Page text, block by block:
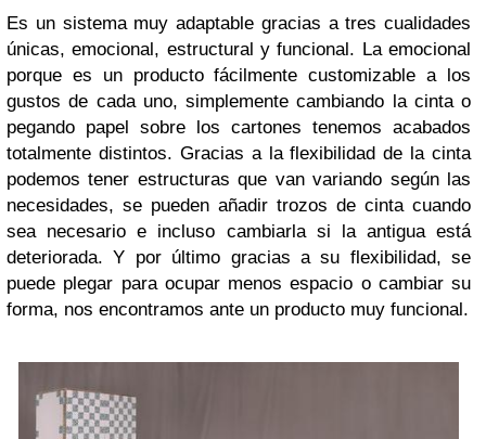
Es un sistema muy adaptable gracias a tres cualidades
únicas, emocional, estructural y funcional. La emocional
porque es un producto fácilmente customizable a los
gustos de cada uno, simplemente cambiando la cinta o
pegando papel sobre los cartones tenemos acabados
totalmente distintos. Gracias a la flexibilidad de la cinta
podemos tener estructuras que van variando según las
necesidades, se pueden añadir trozos de cinta cuando
sea necesario e incluso cambiarla si la antigua está
deteriorada. Y por último gracias a su flexibilidad, se
puede plegar para ocupar menos espacio o cambiar su
forma, nos encontramos ante un producto muy funcional.